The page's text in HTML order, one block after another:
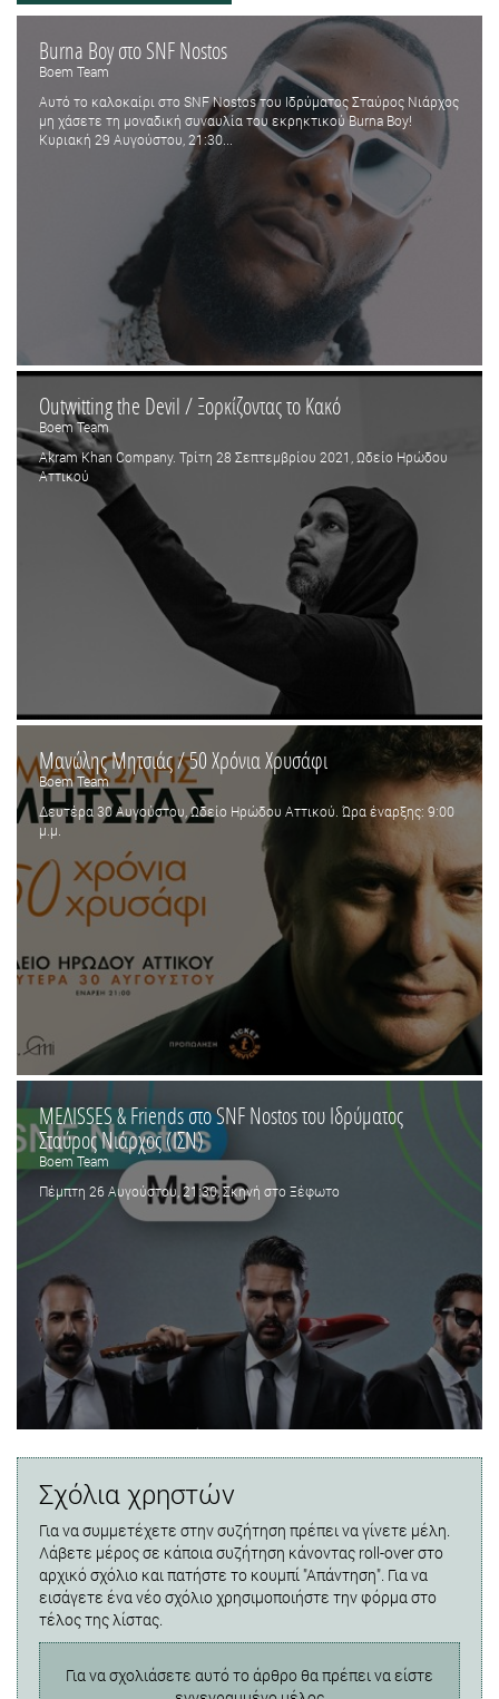
Burna Boy στο SNF Nostos
Boem Team
Αυτό το καλοκαίρι στο SNF Nostos του Ιδρύματος Σταύρος Νιάρχος
μη χάσετε τη μοναδική συναυλία του εκρηκτικού Burna Boy!
Κυριακή 29 Αυγούστου, 21:30...
Outwitting the Devil / Ξορκίζοντας το Κακό
Boem Team
Akram Khan Company. Τρίτη 28 Σεπτεμβρίου 2021, Ωδείο Ηρώδου
Αττικού
Μανώλης Μητσιάς / 50 Χρόνια Χρυσάφι
Boem Team
Δευτέρα 30 Αυγούστου, Ωδείο Ηρώδου Αττικού. Ώρα έναρξης: 9:00
μ.μ.
ΜΕΛΙSSES & Friends στο SNF Nostos του Ιδρύματος
Σταύρος Νιάρχος (ΙΣΝ)
Boem Team
Πέμπτη 26 Αυγούστου, 21:30, Σκηνή στο Ξέφωτο
Σχόλια χρηστών
Για να συμμετέχετε στην συζήτηση πρέπει να γίνετε μέλη.
Λάβετε μέρος σε κάποια συζήτηση κάνοντας roll-over στο
αρχικό σχόλιο και πατήστε το κουμπί "Απάντηση". Για να
εισάγετε ένα νέο σχόλιο χρησιμοποιήστε την φόρμα στο
τέλος της λίστας.
Για να σχολιάσετε αυτό το άρθρο θα πρέπει να είστε